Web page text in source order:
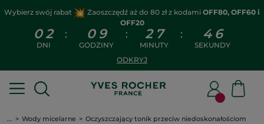
Wybierz swój rabat Zaoszczędź aż do 80 zł z kodami OFF80, OFF60 i
OFF20
0 2
DNI
: 0 9
GODZINY
: 2 7
MINUTY
: 4 6
SEKUNDY
ODKRYJ
... Wody micelarne Oczyszczający tonik przeciw niedoskonałościom